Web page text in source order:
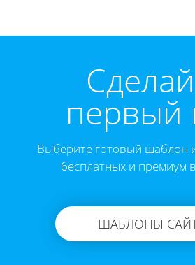
первый
Выберите готовый шаблон
бесплатных и премиум
ШАБЛОНЫ